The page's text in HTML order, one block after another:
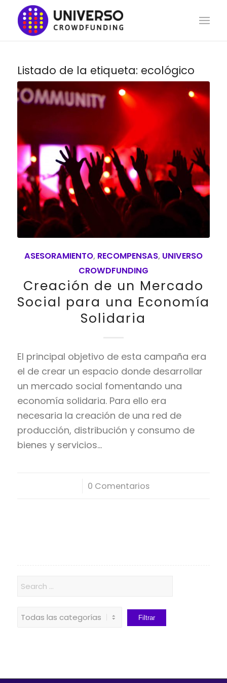
Listado de la etiqueta: ecológico
ASESORAMIENTO, RECOMPENSAS, UNIVERSO
CROWDFUNDING
Creación de un Mercado
Social para una Economía
Solidaria
El principal objetivo de esta campaña era
el de crear un espacio donde desarrollar
un mercado social fomentando una
economía solidaria. Para ello era
necesaria la creación de una red de
producción, distribución y consumo de
bienes y servicios…
0 Comentarios